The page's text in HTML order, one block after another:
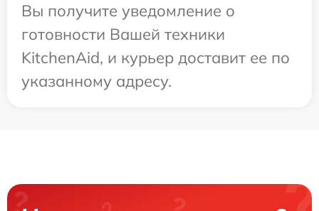
Вы получите уведомление о
готовности Вашей техники
KitchenAid, и курьер доставит ее по
указанному адресу.